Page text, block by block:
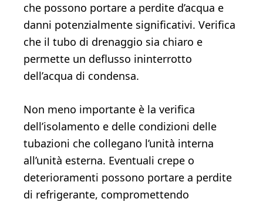
che possono portare a perdite d’acqua e
danni potenzialmente significativi. Verifica
che il tubo di drenaggio sia chiaro e
permette un deflusso ininterrotto
dell’acqua di condensa.
Non meno importante è la verifica
dell’isolamento e delle condizioni delle
tubazioni che collegano l’unità interna
all’unità esterna. Eventuali crepe o
deterioramenti possono portare a perdite
di refrigerante, compromettendo